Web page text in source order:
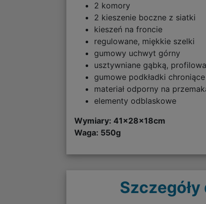
2 komory
2 kieszenie boczne z siatki
kieszeń na froncie
regulowane, miękkie szelki
gumowy uchwyt górny
usztywniane gąbką,
gumowe podkładki
materiał odporny na
elementy odblaskowe
Wymiary: 41x28x18cm
Waga: 550g